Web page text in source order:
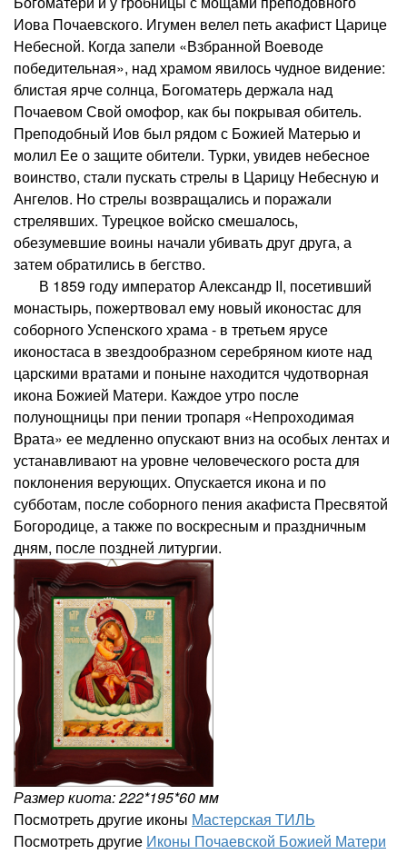
Иова Почаевского. Игумен велел петь акафист Царице
Небесной. Когда запели «Взбранной Воеводе
победительная», над храмом явилось чудное видение:
блистая ярче солнца, Богоматерь держала над
Почаевом Свой омофор, как бы покрывая обитель.
Преподобный Иов был рядом с Божией Матерью и
молил Ее о защите обители. Турки, увидев небесное
воинство, стали пускать стрелы в Царицу Небесную и
Ангелов. Но стрелы возвращались и поражали
стрелявших. Турецкое войско смешалось,
обезумевшие воины начали убивать друг друга, а
затем обратились в бегство.
В 1859 году император Александр II, посетивший
монастырь, пожертвовал ему новый иконостас для
соборного Успенского храма - в третьем ярусе
иконостаса в звездообразном серебряном киоте над
царскими вратами и поныне находится чудотворная
икона Божией Матери. Каждое утро после
полунощницы при пении тропаря «Непроходимая
Врата» ее медленно опускают вниз на особых лентах и
устанавливают на уровне человеческого роста для
поклонения верующих. Опускается икона и по
субботам, после соборного пения акафиста Пресвятой
Богородице, а также по воскресным и праздничным
дням, после поздней литургии.
Размер киота: 222*195*60 мм
Посмотреть другие иконы Мастерская ТИЛЬ
Посмотреть другие Иконы Почаевской Божией Матери